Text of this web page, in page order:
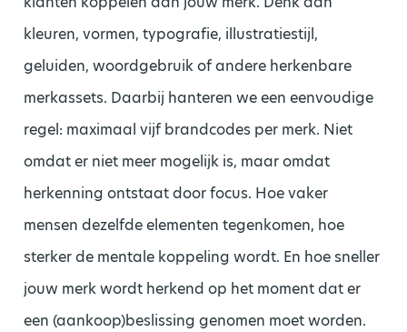
kleuren, vormen, typografie, illustratiestijl,
geluiden, woordgebruik of andere herkenbare
merkassets. Daarbij hanteren we een eenvoudige
regel: maximaal vijf brandcodes per merk. Niet
omdat er niet meer mogelijk is, maar omdat
herkenning ontstaat door focus. Hoe vaker
mensen dezelfde elementen tegenkomen, hoe
sterker de mentale koppeling wordt. En hoe sneller
jouw merk wordt herkend op het moment dat er
een (aankoop)beslissing genomen moet worden.